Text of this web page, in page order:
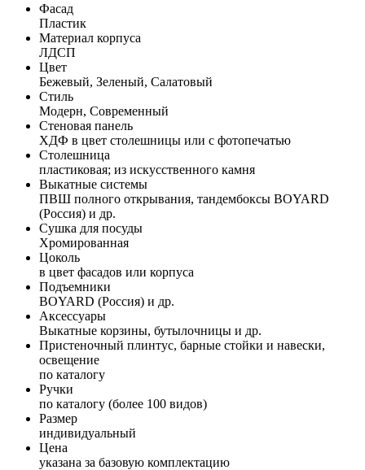
Фасад
Пластик
Материал корпуса
ЛДСП
Цвет
Бежевый, Зеленый, Салатовый
Стиль
Модерн, Современный
Стеновая панель
ХДФ в цвет столешницы или с фотопечатью
Столешница
пластиковая; из искусственного камня
Выкатные системы
ПВШ полного открывания, тандембоксы BOYARD
(Россия) и др.
Сушка для посуды
Хромированная
Цоколь
в цвет фасадов или корпуса
Подъемники
BOYARD (Россия) и др.
Аксессуары
Выкатные корзины, бутылочницы и др.
Пристеночный плинтус, барные стойки и навески,
освещение
по каталогу
Ручки
по каталогу (более 100 видов)
Размер
индивидуальный
Цена
указана за базовую комплектацию